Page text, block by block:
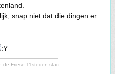
snap niet dat die dingen er
de Friese 11steden stad